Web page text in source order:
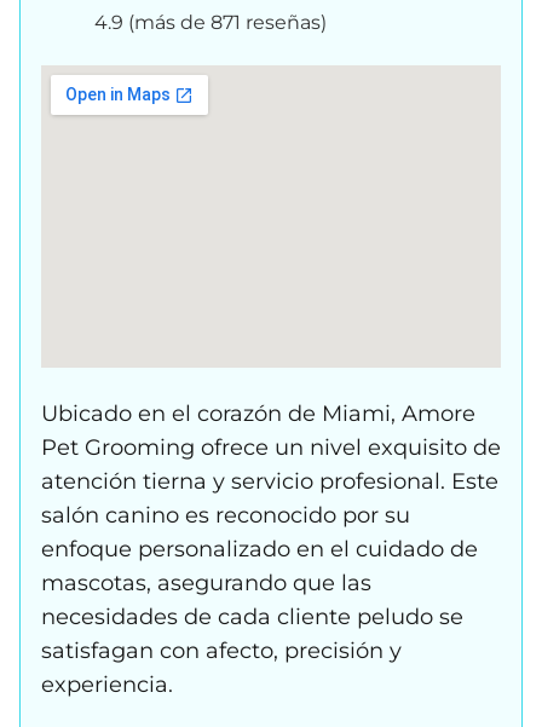
4.9 (más de 871 reseñas)
Ubicado en el corazón de Miami, Amore
Pet Grooming ofrece un nivel exquisito de
atención tierna y servicio profesional. Este
salón canino es reconocido por su
enfoque personalizado en el cuidado de
mascotas, asegurando que las
necesidades de cada cliente peludo se
satisfagan con afecto, precisión y
experiencia.